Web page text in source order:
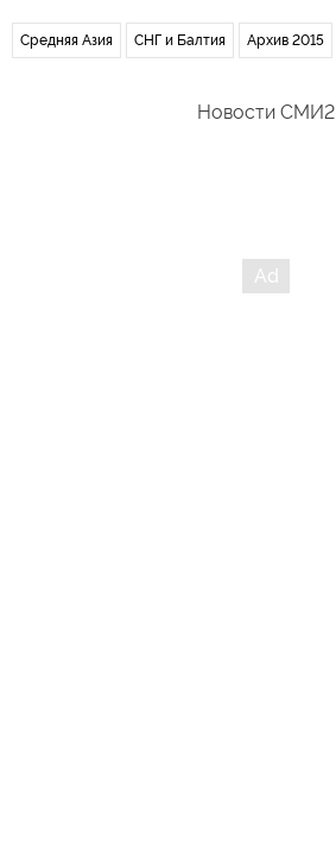
Средняя Азия СНГ и Балтия Архив 2015
Новости СМИ2